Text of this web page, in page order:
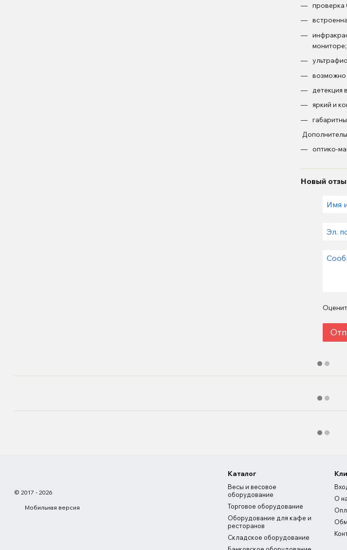
​проверка
мониторе;
возможно
детекция
яркий и
оптико-
Новый
© 2017 - 2026
Мобильная версия
Каталог
Весы и весовое
оборудование
Торговое оборудование
Оборудование для кафе и
ресторанов
Складское оборудование
О